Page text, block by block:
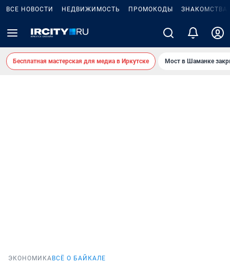
ВСЕ НОВОСТИ НЕДВИЖИМОСТЬ ПРОМОКОДЫ ЗНАКОМСТВА
Бесплатная мастерская для медиа в Иркутске Мост в Шаманке
ЭКОНОМИКА ВСЁ О БАЙКАЛЕ